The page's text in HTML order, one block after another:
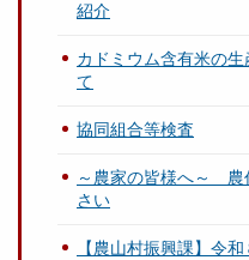
紹介
カドミウム含有米の
て
協同組合等検査
～農家の皆様へ～ 農
さい
【農山村振興課】令